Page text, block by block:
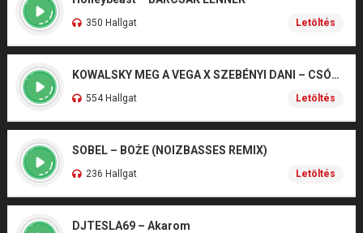
350 Hallgat Letöltés
KOWALSKY MEG A VEGA X SZEBÉNYI DANI – CSÓNAK
554 Hallgat Letöltés
SOBEL – BOŻE (NOIZBASSES REMIX)
236 Hallgat Letöltés
DJTESLA69 – Akarom